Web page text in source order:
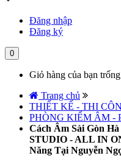
Đăng nhập
Đăng ký
0
Giỏ hàng của bạn
Trang chủ
THIẾT KẾ - THI
PHÒNG KIỂM ÂM -
Cách Âm Sài Gòn
STUDIO - ALL IN
Năng Tại Nguyễn